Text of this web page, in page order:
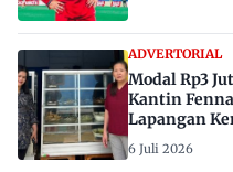
ADVERTORIAL
Modal Rp3
Kantin
Lapangan
6 Juli 2026